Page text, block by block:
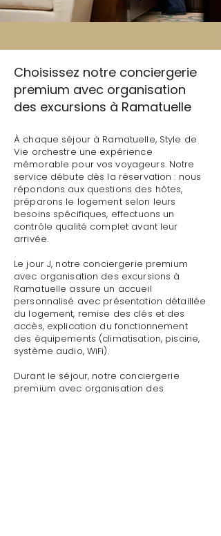
Choisissez notre conciergerie
premium avec organisation
des excursions à Ramatuelle
À chaque séjour à Ramatuelle, Style de
Vie orchestre une expérience
mémorable pour vos voyageurs. Notre
service débute dès la réservation : nous
répondons aux questions des hôtes,
préparons le logement selon leurs
besoins spécifiques, effectuons un
contrôle qualité complet avant leur
arrivée.
Le jour J, notre conciergerie premium
avec organisation des excursions à
Ramatuelle assure un accueil
personnalisé avec présentation détaillée
du logement, remise des clés et des
accès, explication du fonctionnement
des équipements (climatisation, piscine,
système audio, WiFi).
Durant le séjour, notre conciergerie
premium avec organisation des